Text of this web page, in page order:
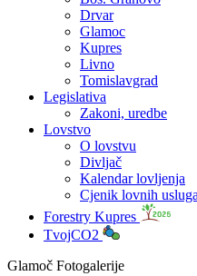
Drvar
Glamoc
Kupres
Livno
Tomislavgrad
Legislativa
Zakoni, uredbe
Lovstvo
O lovstvu
Divljač
Kalendar lovljenja
Cjenik lovnih usluga
Forestry Kupres
TvojCO2
Glamoč Fotogalerije